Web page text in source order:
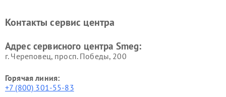
Контакты сервис центра
Адрес сервисного центра Smeg:
г. Череповец, просп. Победы, 200
Горячая линия:
+7 (800) 301-55-83